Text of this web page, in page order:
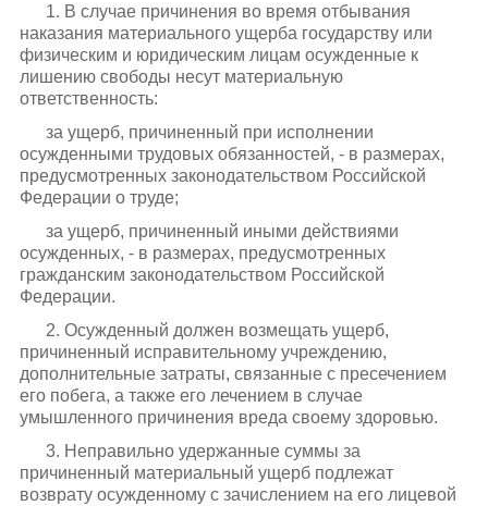
1. В случае причинения во время отбывания
наказания материального ущерба государству или
физическим и юридическим лицам осужденные к
лишению свободы несут материальную
ответственность:
за ущерб, причиненный при исполнении
осужденными трудовых обязанностей, - в размерах,
предусмотренных законодательством Российской
Федерации о труде;
за ущерб, причиненный иными действиями
осужденных, - в размерах, предусмотренных
гражданским законодательством Российской
Федерации.
2. Осужденный должен возмещать ущерб,
причиненный исправительному учреждению,
дополнительные затраты, связанные с пресечением
его побега, а также его лечением в случае
умышленного причинения вреда своему здоровью.
3. Неправильно удержанные суммы за
причиненный материальный ущерб подлежат
возврату осужденному с зачислением на его лицевой